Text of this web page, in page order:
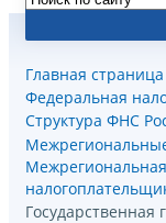
Главная страница
Федеральная
Структура ФНС
Государственная